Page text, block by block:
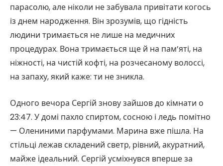
парасолю, але ніколи не забувала привітати когось
із днем народження. Він зрозумів, що гідність
людини тримається не лише на медичних
процедурах. Вона тримається ще й на пам’яті, на
ніжності, на чистій кофті, на розчесаному волоссі,
на запаху, який каже: ти не зникла.
Одного вечора Сергій знову зайшов до кімнати о
23:47. У домі пахло спиртом, сосною і ледь помітно
— Олениними парфумами. Марина вже пішла. На
стільці лежав складений светр, рівний, акуратний,
майже ідеальний. Сергій усміхнувся вперше за